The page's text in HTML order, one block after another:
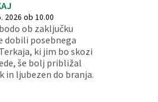
2026 ob 10.00
ob zaključku
dobili posebnega
ki jim bo skozi
še bolj približal
in ljubezen do branja.